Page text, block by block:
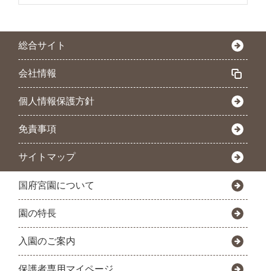
総合サイト
会社情報
個人情報保護方針
免責事項
サイトマップ
国府宮園について
園の特長
入園のご案内